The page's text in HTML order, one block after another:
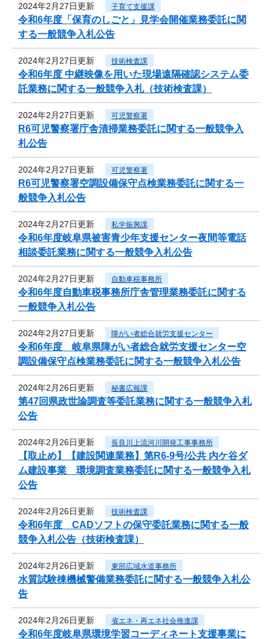
2024年2月27日更新 子育て支援課
令和6年度「保育のしごと」見学会開催業務委託に関
する一般競争入札公告
2024年2月27日更新 技術検査課
令和6年度 中継映像を用いた現場遠隔確認システム委
託業務に関する一般競争入札（技術検査課）
2024年2月27日更新 可児警察署
R6可児警察署庁舎清掃業務委託に関する一般競争入
札公告
2024年2月27日更新 可児警察署
R6可児警察署空調設備保守点検業務委託に関する一
般競争入札公告
2024年2月27日更新 私学振興課
令和6年度岐阜県被害青少年支援センター夜間等電話
相談委託業務に関する一般競争入札公告
2024年2月27日更新 自動車税事務所
令和6年度自動車税事務所庁舎管理業務委託に関する
一般競争入札公告
2024年2月27日更新 障がい者総合就労支援センター
令和6年度 岐阜県障がい者総合就労支援センター空
調設備保守点検業務委託に関する一般競争入札公告
2024年2月26日更新 秘書広報課
第47回県政世論調査等委託業務に関する一般競争入札
公告
2024年2月26日更新 長良川上流河川開発工事事務所
【取止め】【建設関連業務】第R6-9号/公共 内ケ谷ダ
ム建設事業 環境調査業務委託に関する一般競争入札
公告
2024年2月26日更新 技術検査課
令和6年度 CADソフトの保守委託業務に関する一般
競争入札公告（技術検査課）
2024年2月26日更新 東部広域水道事務所
水質試験棟機械警備業務委託に関する一般競争入札公
告
2024年2月26日更新 省エネ・再エネ社会推進課
令和6年度岐阜県環境学習コーディネート支援事業に